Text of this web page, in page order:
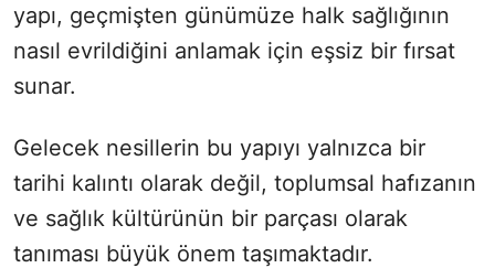
yapı, geçmişten günümüze halk sağlığının
nasıl evrildiğini anlamak için eşsiz bir fırsat
sunar.
Gelecek nesillerin bu yapıyı yalnızca bir
tarihi kalıntı olarak değil, toplumsal hafızanın
ve sağlık kültürünün bir parçası olarak
tanıması büyük önem taşımaktadır.